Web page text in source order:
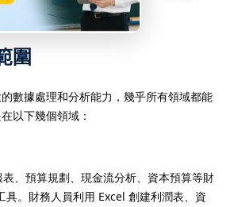
數據導出到其他平台。
圍
數據處理和分析能力，幾乎所有領域都能
以下幾個領域：
、預算規劃、現金流分析、資本預算等財
具。財務人員利用 Excel 創建利潤表、資